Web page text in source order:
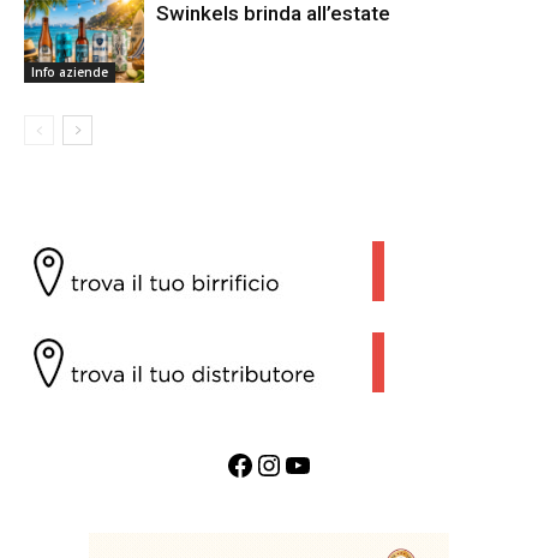
Info aziende
Swinkels brinda all’estate
Facebook InstagramYouTube